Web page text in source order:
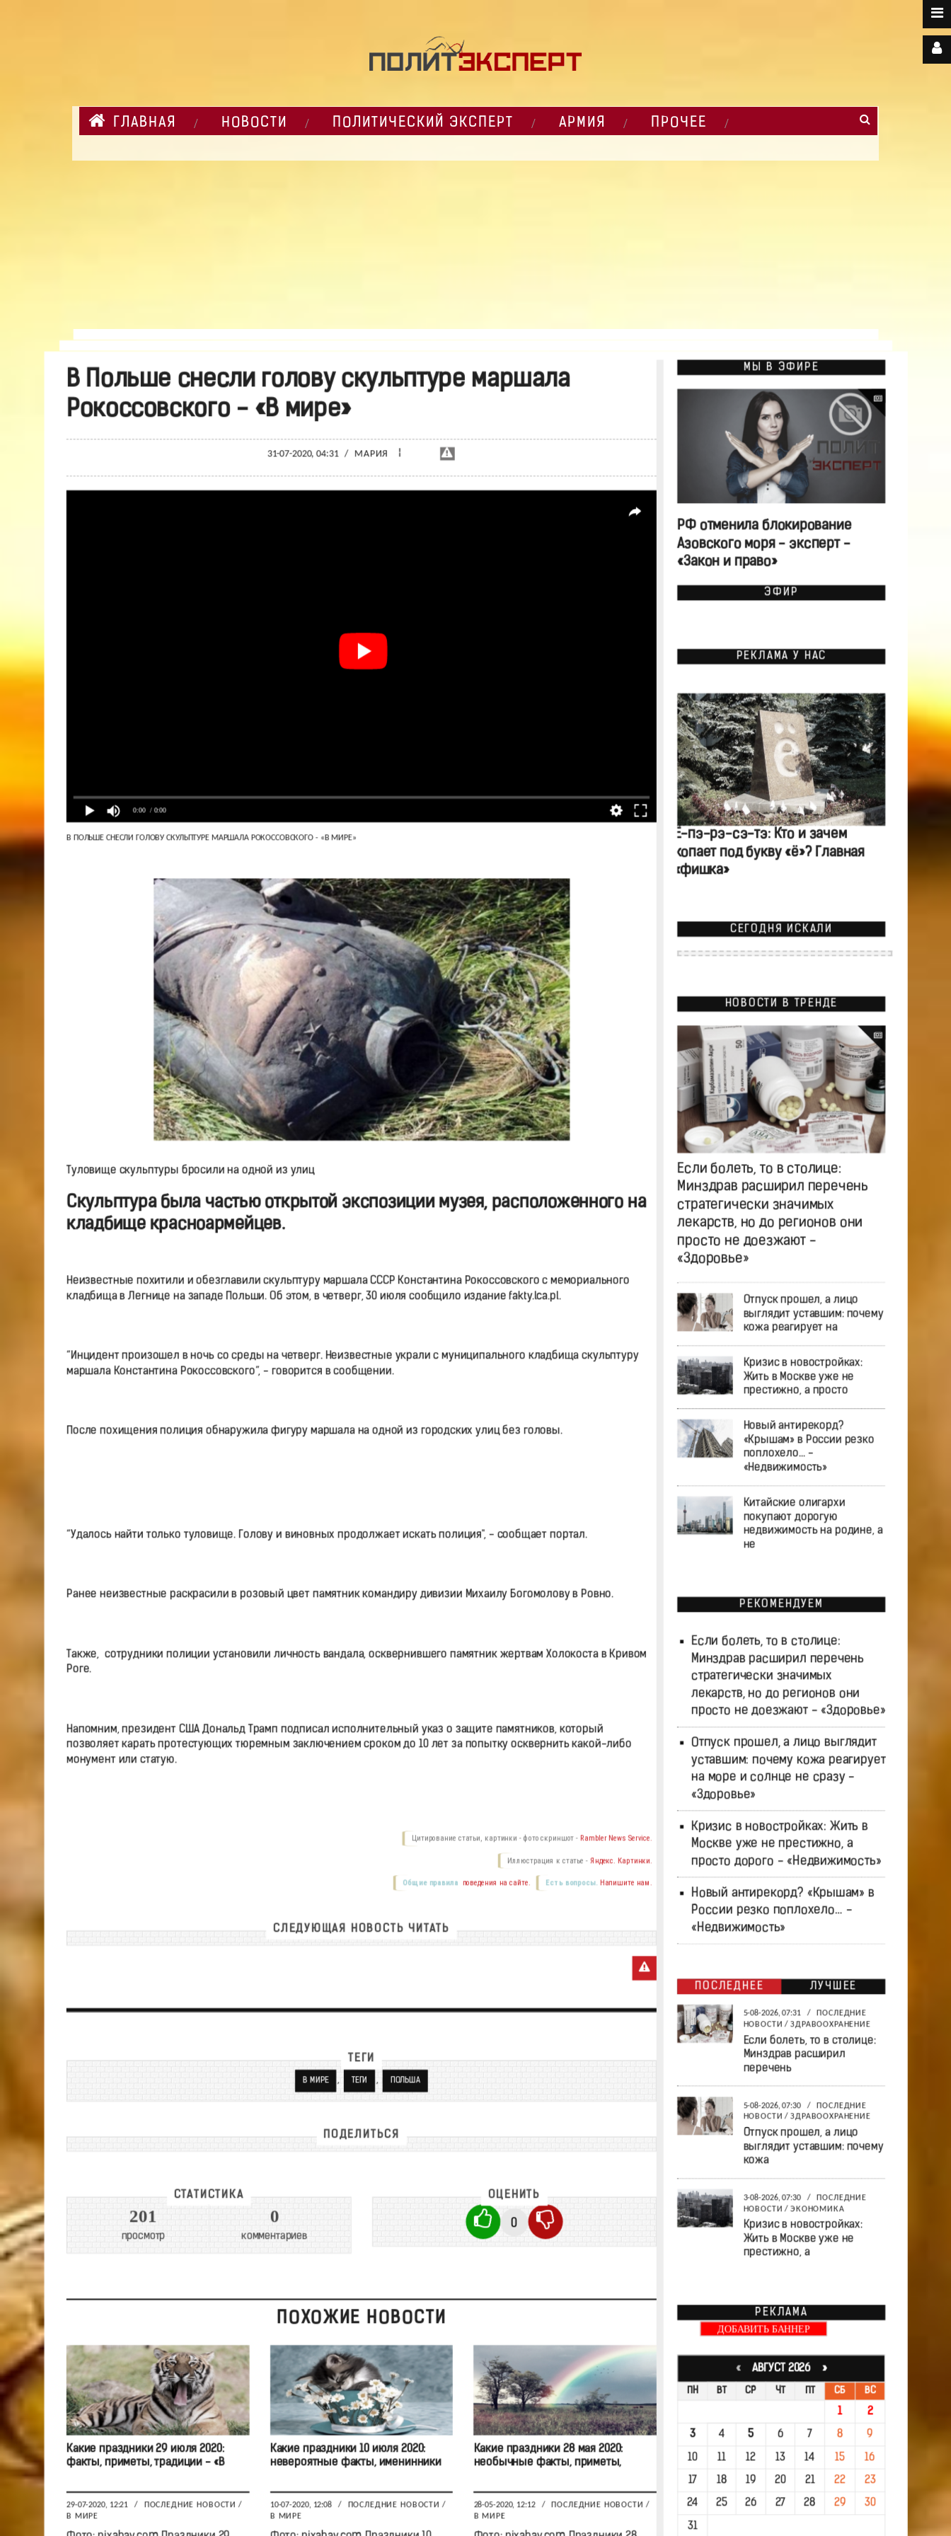
ГЛАВНАЯ НОВОСТИ ПОЛИТИЧЕСКИЙ ЭКСПЕРТ АРМИЯ ПРОЧЕЕ
В Польше снесли голову скульптуре маршала
Рокоссовского - «В мире»
31-07-2020, 04:31 / МАРИЯ ¦
0:00 / 0:00
В ПОЛЬШЕ СНЕСЛИ ГОЛОВУ СКУЛЬПТУРЕ МАРШАЛА РОКОССОВСКОГО - «В МИРЕ»
Туловище скульптуры бросили на одной из улиц
Скульптура была частью открытой экспозиции музея, расположенного на
кладбище красноармейцев.
Неизвестные похитили и обезглавили скульптуру маршала СССР Константина Рокоссовского с мемориального
кладбища в Легнице на западе Польши. Об этом, в четверг, 30 июля сообщило издание fakty.lca.pl.
“Инцидент произошел в ночь со среды на четверг. Неизвестные украли с муниципального кладбища скульптуру
маршала Константина Рокоссовского”, - говорится в сообщении.
После похищения полиция обнаружила фигуру маршала на одной из городских улиц без головы.
“Удалось найти только туловище. Голову и виновных продолжает искать полиция", - сообщает портал.
Ранее неизвестные раскрасили в розовый цвет памятник командиру дивизии Михаилу Богомолову в Ровно.
Также, сотрудники полиции установили личность вандала, осквернившего памятник жертвам Холокоста в Кривом
Роге.
Напомним, президент США Дональд Трамп подписал исполнительный указ о защите памятников, который
позволяет карать протестующих тюремным заключением сроком до 10 лет за попытку осквернить какой-либо
монумент или статую.
Цитирование статьи, картинки - фото скриншот - Rambler News Service.
Иллюстрация к статье - Яндекс. Картинки.
Есть вопросы. Напишите нам.
Общие правила поведения на сайте.
СЛЕДУЮЩАЯ НОВОСТЬ ЧИТАТЬ
ТЕГИ
В МИРЕ , ТЕГИ , ПОЛЬША
ПОДЕЛИТЬСЯ
СТАТИСТИКА
201
просмотр
0
комментариев
ОЦЕНИТЬ
0
ПОХОЖИЕ НОВОСТИ
Какие праздники 29 июля 2020:
факты, приметы, традиции - «В
29-07-2020, 12:21 / ПОСЛЕДНИЕ НОВОСТИ /
В МИРЕ
Какие праздники 10 июля 2020:
невероятные факты, именинники
10-07-2020, 12:08 / ПОСЛЕДНИЕ НОВОСТИ /
В МИРЕ
Какие праздники 28 мая 2020:
необычные факты, приметы,
28-05-2020, 12:12 / ПОСЛЕДНИЕ НОВОСТИ /
В МИРЕ
МЫ В ЭФИРЕ
РФ отменила блокирование
Азовского моря - эксперт -
«Закон и право»
ЭФИР
РЕКЛАМА У НАС
Ё-пэ-рэ-сэ-тэ: Кто и зачем
копает под букву «ё»? Главная
«фишка»
СЕГОДНЯ ИСКАЛИ
НОВОСТИ В ТРЕНДЕ
Если болеть, то в столице:
Минздрав расширил перечень
стратегически значимых
лекарств, но до регионов они
просто не доезжают -
«Здоровье»
Отпуск прошел, а лицо
выглядит уставшим: почему
кожа реагирует на
Кризис в новостройках:
Жить в Москве уже не
престижно, а просто
Новый антирекорд?
«Крышам» в России резко
поплохело… -
«Недвижимость»
Китайские олигархи
покупают дорогую
недвижимость на родине, а
не
РЕКОМЕНДУЕМ
Если болеть, то в столице:
Минздрав расширил перечень
стратегически значимых
лекарств, но до регионов они
просто не доезжают - «Здоровье»
Отпуск прошел, а лицо выглядит
уставшим: почему кожа реагирует
на море и солнце не сразу -
«Здоровье»
Кризис в новостройках: Жить в
Москве уже не престижно, а
просто дорого - «Недвижимость»
Новый антирекорд? «Крышам» в
России резко поплохело… -
«Недвижимость»
ПОСЛЕДНЕЕ ЛУЧШЕЕ
5-08-2026, 07:31 /
ПОСЛЕДНИЕ
НОВОСТИ / ЗДРАВООХРАНЕНИЕ
Если болеть, то в столице:
Минздрав расширил
перечень
5-08-2026, 07:30 /
ПОСЛЕДНИЕ
НОВОСТИ / ЗДРАВООХРАНЕНИЕ
Отпуск прошел, а лицо
выглядит уставшим: почему
кожа
3-08-2026, 07:30 /
ПОСЛЕДНИЕ
НОВОСТИ / ЭКОНОМИКА
Кризис в новостройках:
Жить в Москве уже не
престижно, а
РЕКЛАМА
ДОБАВИТЬ БАННЕР
«АВГУСТ 2026 »
ПН ВТ СР ЧТ ПТ СБ ВС
1 2
3 4 5 6 7 8 9
10 11 12 13 14 15 16
17 18 19 20 21 22 23
24 25 26 27 28 29 30
31